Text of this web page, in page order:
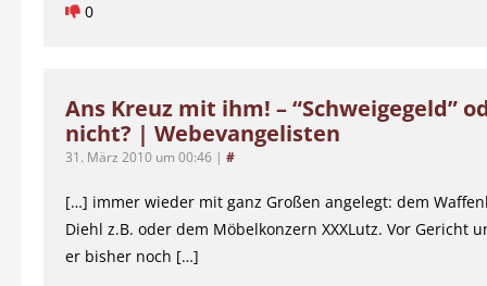
0
Ans Kreuz mit ihm! – “Schweigegeld”
nicht? | Webevangelisten
31. März 2010 um 00:46 | #
[…] immer wieder mit ganz Großen angelegt: dem
Diehl z.B. oder dem Möbelkonzern XXXLutz. Vor Gericht
er bisher noch […]